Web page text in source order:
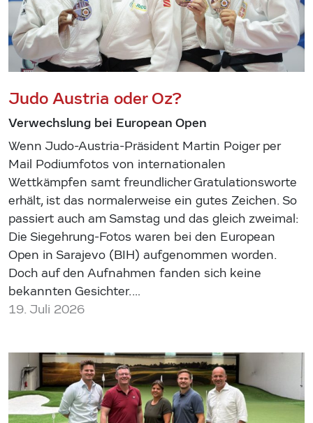
Judo Austria oder Oz?
Verwechslung bei European Open
Wenn Judo-Austria-Präsident Martin Poiger per
Mail Podiumfotos von internationalen
Wettkämpfen samt freundlicher Gratulationsworte
erhält, ist das normalerweise ein gutes Zeichen. So
passiert auch am Samstag und das gleich zweimal:
Die Siegehrung-Fotos waren bei den European
Open in Sarajevo (BIH) aufgenommen worden.
Doch auf den Aufnahmen fanden sich keine
bekannten Gesichter.…
19. Juli 2026